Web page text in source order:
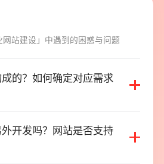
网站建设 」 中遇到 的 困惑与问题
的？如何确定对应需求
的？如何确定对应需求
开发吗？网站是否支持
开发吗？网站是否支持